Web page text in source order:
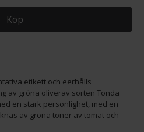
Köp
etikett och eerhålls
av gröna oliverav sorten Tonda
en stark personlighet, med en
av gröna toner av tomat och